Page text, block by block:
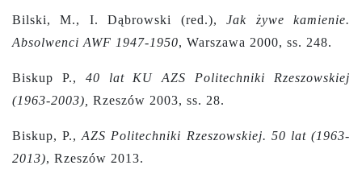
Bilski, M., I. Dąbrowski (red.),Jak żywe kamienie.
Absolwenci AWF 1947-1950, Warszawa 2000, ss. 248.
Biskup P., 40 lat KU AZS Politechniki Rzeszowskiej
(1963-2003),
Rzeszów 2003, ss. 28.
Biskup, P.,AZS Politechniki Rzeszowskiej. 50 lat (1963-
2013), Rzeszów 2013.